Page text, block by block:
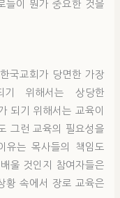
들이 뭔가 중요한 것을
국교회가 당면한 가장
위해서는 상당한
되기 위해서는 교육이
그런 교육의 필요성을
유는 목사들의 책임도
울 것인지 참여자들은
황 속에서 장로 교육은